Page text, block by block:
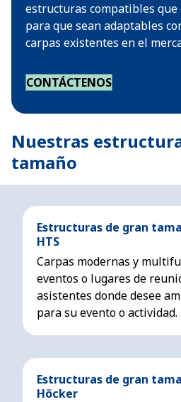
estructuras compatibles que
para que sean adaptables
carpas existentes en el
CONTÁCTENOS
Nuestras
tamaño
Estructuras de gran
HTS
Carpas modernas y
eventos o lugares de
asistentes donde desee
para su evento o actividad.
Estructuras de gran
Höcker